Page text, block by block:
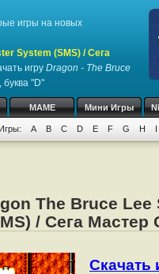
игры на новых
System (SMS) / Сега
игру Dragon - The Bruce
"D"
MAME Мини Игры
A B C D E F G H I
The Bruce
/ Сега Мастер
Скачать